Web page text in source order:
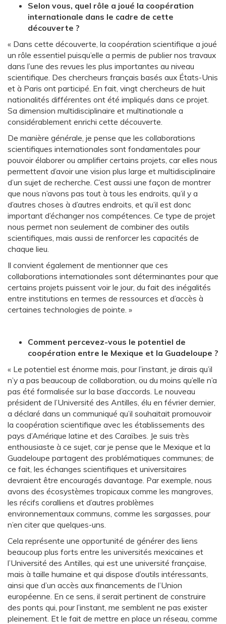
Selon vous, quel rôle a joué la coopération
internationale dans le cadre de cette
découverte ?
« Dans cette découverte, la coopération scientifique a joué
un rôle essentiel puisqu’elle a permis de publier nos travaux
dans l’une des revues les plus importantes au niveau
scientifique. Des chercheurs français basés aux États-Unis
et à Paris ont participé. En fait, vingt chercheurs de huit
nationalités différentes ont été impliqués dans ce projet.
Sa dimension multidisciplinaire et multinationale a
considérablement enrichi cette découverte.
De manière générale, je pense que les collaborations
scientifiques internationales sont fondamentales pour
pouvoir élaborer ou amplifier certains projets, car elles nous
permettent d’avoir une vision plus large et multidisciplinaire
d’un sujet de recherche. C’est aussi une façon de montrer
que nous n’avons pas tout à tous les endroits, qu’il y a
d’autres choses à d’autres endroits, et qu’il est donc
important d’échanger nos compétences. Ce type de projet
nous permet non seulement de combiner des outils
scientifiques, mais aussi de renforcer les capacités de
chaque lieu.
Il convient également de mentionner que ces
collaborations internationales sont déterminantes pour que
certains projets puissent voir le jour, du fait des inégalités
entre institutions en termes de ressources et d’accès à
certaines technologies de pointe. »
Comment percevez-vous le potentiel de
coopération entre le Mexique et la Guadeloupe ?
« Le potentiel est énorme mais, pour l’instant, je dirais qu’il
n’y a pas beaucoup de collaboration, ou du moins qu’elle n’a
pas été formalisée sur la base d’accords. Le nouveau
président de l’Université des Antilles, élu en février dernier,
a déclaré dans un communiqué qu’il souhaitait promouvoir
la coopération scientifique avec les établissements des
pays d’Amérique latine et des Caraïbes. Je suis très
enthousiaste à ce sujet, car je pense que le Mexique et la
Guadeloupe partagent des problématiques communes; de
ce fait, les échanges scientifiques et universitaires
devraient être encouragés davantage. Par exemple, nous
avons des écosystèmes tropicaux comme les mangroves,
les récifs coralliens et d’autres problèmes
environnementaux communs, comme les sargasses, pour
n’en citer que quelques-uns.
Cela représente une opportunité de générer des liens
beaucoup plus forts entre les universités mexicaines et
l’Université des Antilles, qui est une université française,
mais à taille humaine et qui dispose d’outils intéressants,
ainsi que d’un accès aux financements de l’Union
européenne. En ce sens, il serait pertinent de construire
des ponts qui, pour l’instant, me semblent ne pas exister
pleinement. Et le fait de mettre en place un réseau, comme